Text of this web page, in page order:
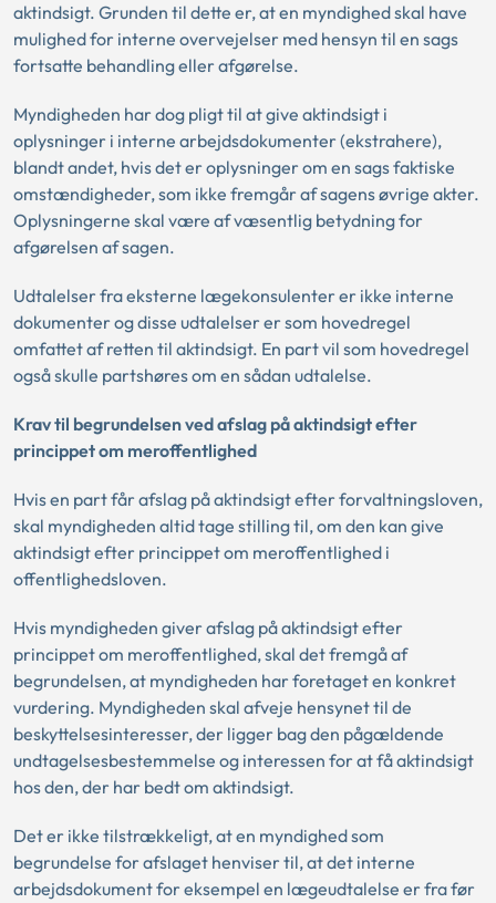
aktindsigt. Grunden til dette er, at en myndighed skal have
mulighed for interne overvejelser med hensyn til en sags
fortsatte behandling eller afgørelse.
Myndigheden har dog pligt til at give aktindsigt i
oplysninger i interne arbejdsdokumenter (ekstrahere),
blandt andet, hvis det er oplysninger om en sags faktiske
omstændigheder, som ikke fremgår af sagens øvrige akter.
Oplysningerne skal være af væsentlig betydning for
afgørelsen af sagen.
Udtalelser fra eksterne lægekonsulenter er ikke interne
dokumenter og disse udtalelser er som hovedregel
omfattet af retten til aktindsigt. En part vil som hovedregel
også skulle partshøres om en sådan udtalelse.
Krav til begrundelsen ved afslag på aktindsigt efter
princippet om meroffentlighed
Hvis en part får afslag på aktindsigt efter forvaltningsloven,
skal myndigheden altid tage stilling til, om den kan give
aktindsigt efter princippet om meroffentlighed i
offentlighedsloven.
Hvis myndigheden giver afslag på aktindsigt efter
princippet om meroffentlighed, skal det fremgå af
begrundelsen, at myndigheden har foretaget en konkret
vurdering. Myndigheden skal afveje hensynet til de
beskyttelsesinteresser, der ligger bag den pågældende
undtagelsesbestemmelse og interessen for at få aktindsigt
hos den, der har bedt om aktindsigt.
Det er ikke tilstrækkeligt, at en myndighed som
begrundelse for afslaget henviser til, at det interne
arbejdsdokument for eksempel en lægeudtalelse er fra før